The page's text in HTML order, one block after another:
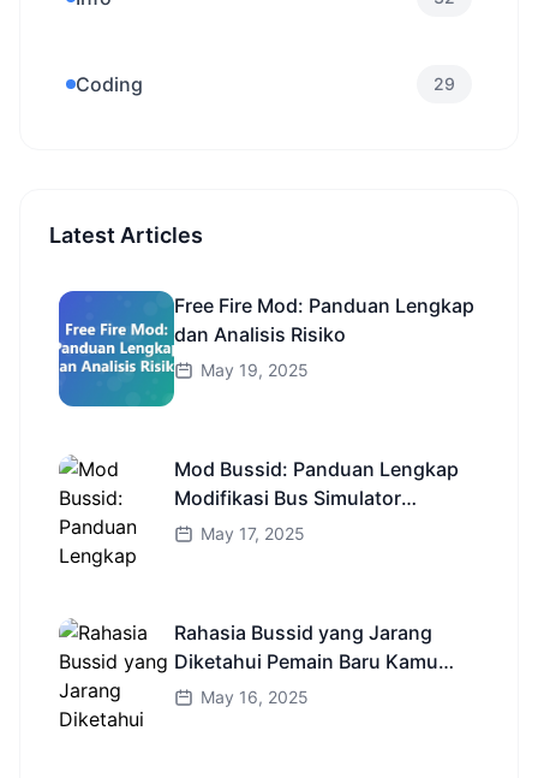
Coding 29
Latest Articles
Free Fire Mod: Panduan Lengkap
dan Analisis Risiko
May 19, 2025
Mod Bussid: Panduan Lengkap
Modifikasi Bus Simulator
Indonesia
May 17, 2025
Rahasia Bussid yang Jarang
Diketahui Pemain Baru Kamu
Wajib Coba!
May 16, 2025